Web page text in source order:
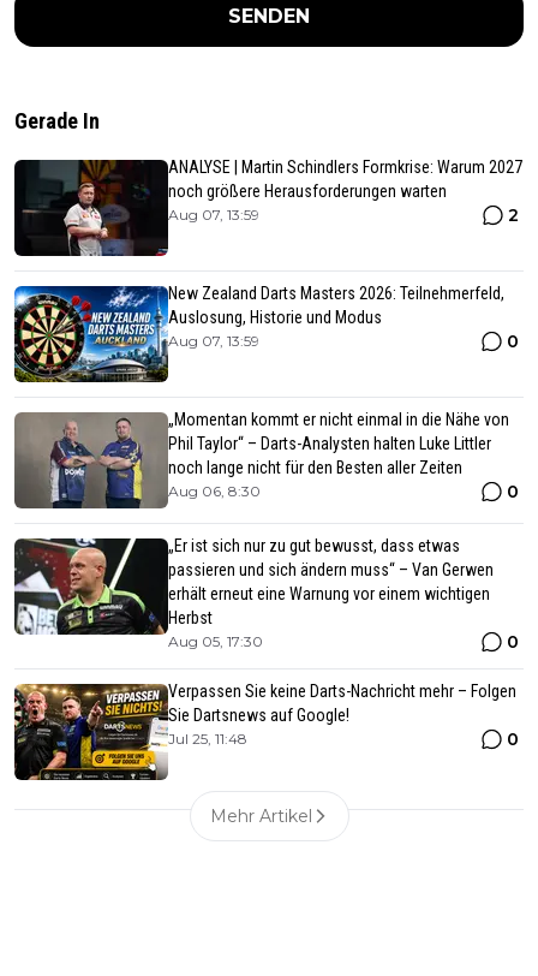
SENDEN
Gerade In
ANALYSE | Martin Schindlers Formkrise: Warum 2027
noch größere Herausforderungen warten
Aug 07, 13:59 2
New Zealand Darts Masters 2026: Teilnehmerfeld,
Auslosung, Historie und Modus
Aug 07, 13:59 0
„Momentan kommt er nicht einmal in die Nähe von
Phil Taylor“ – Darts-Analysten halten Luke Littler
noch lange nicht für den Besten aller Zeiten
Aug 06, 8:30 0
„Er ist sich nur zu gut bewusst, dass etwas
passieren und sich ändern muss“ – Van Gerwen
erhält erneut eine Warnung vor einem wichtigen
Herbst
Aug 05, 17:30 0
Verpassen Sie keine Darts-Nachricht mehr – Folgen
Sie Dartsnews auf Google!
Jul 25, 11:48 0
Mehr Artikel